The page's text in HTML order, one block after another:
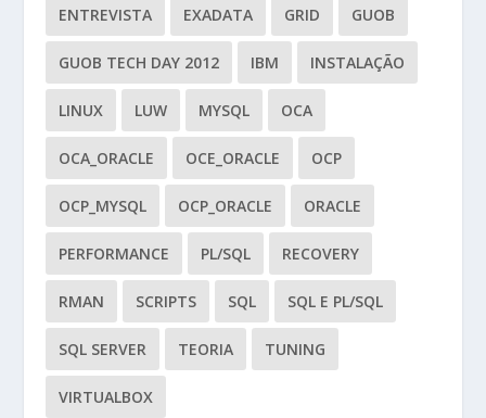
ENTREVISTA EXADATA GRID GUOB
GUOB TECH DAY 2012 IBM INSTALAÇÃO
LINUX LUW MYSQL OCA
OCA_ORACLE OCE_ORACLE OCP
OCP_MYSQL OCP_ORACLE ORACLE
PERFORMANCE PL/SQL RECOVERY
RMAN SCRIPTS SQL SQL E PL/SQL
SQL SERVER TEORIA TUNING
VIRTUALBOX